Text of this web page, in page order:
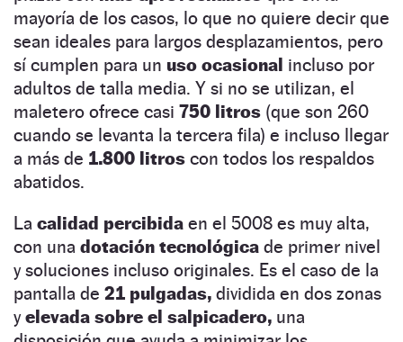
mayoría de los casos, lo que no quiere decir que
sean ideales para largos desplazamientos, pero
sí cumplen para un uso ocasional incluso por
adultos de talla media. Y si no se utilizan, el
maletero ofrece casi 750 litros (que son 260
cuando se levanta la tercera fila) e incluso llegar
a más de 1.800 litros con todos los respaldos
abatidos.
La calidad percibida en el 5008 es muy alta,
con una dotación tecnológica de primer nivel
y soluciones incluso originales. Es el caso de la
pantalla de 21 pulgadas, dividida en dos zonas
yelevada sobre el salpicadero, una